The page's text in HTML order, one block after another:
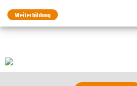
Weiterbildung